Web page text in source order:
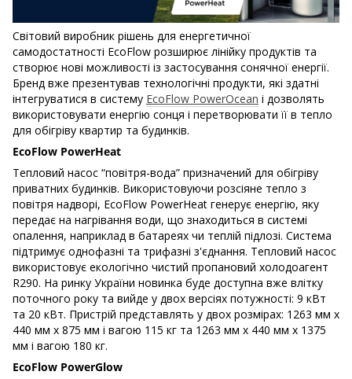
Світовий виробник рішень для енергетичної
самодостатності EcoFlow розширює лінійку продуктів та
створює нові можливості із застосування сонячної енергії.
Бренд вже презентував технологічні продукти, які здатні
інтегруватися в систему EcoFlow PowerOcean і дозволять
використовувати енергію сонця і перетворювати її в тепло
для обігріву квартир та будинків.
EcoFlow PowerHeat
Тепловий насос “повітря-вода” призначений для обігріву
приватних будинків. Використовуючи розсіяне тепло з
повітря надворі, EcoFlow PowerHeat генерує енергію, яку
передає на нагрівання води, що знаходиться в системі
опалення, наприклад в батареях чи теплій підлозі. Система
підтримує однофазні та трифазні з'єднання. Тепловий насос
використовує екологічно чистий пропановий холодоагент
R290. На ринку України новинка буде доступна вже влітку
поточного року та вийде у двох версіях потужності: 9 кВт
та 20 кВт. Пристрій представлять у двох розмірах: 1263 мм x
440 мм x 875 мм і вагою 115 кг та 1263 мм x 440 мм x 1375
мм і вагою 180 кг.
EcoFlow PowerGlow